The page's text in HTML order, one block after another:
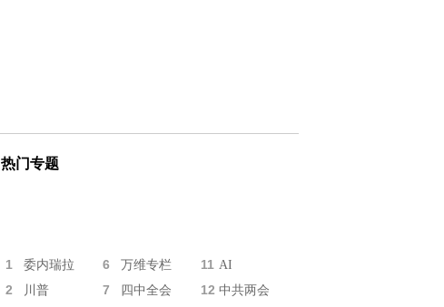
热门专题
1 委内瑞拉 6 万维专栏 11 AI
2 川普 7 四中全会 12 中共两会